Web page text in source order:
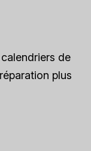
de
plus